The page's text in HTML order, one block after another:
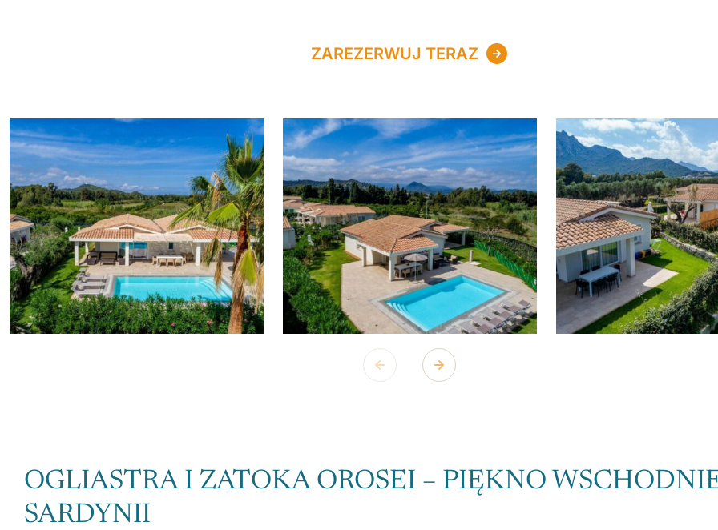
ZAREZERWUJ TERAZ
OGLIASTRA I ZATOKA OROSEI – PIĘKNO
SARDYNII